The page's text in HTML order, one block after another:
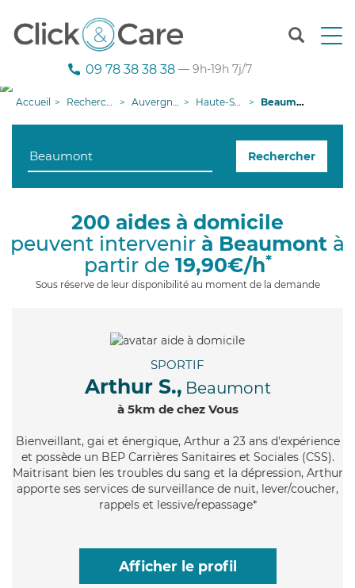
T
n
g
i
09 78 38 38 38 — 9h-19h 7j/7
Accueil Recherche aide à domicile Auvergne-Rhône-Alpes Haute-Savoie Beaumont
Rechercher
200 aides à domicile
peuvent intervenir à Beaumont à
partir de 19,90€/h*
Sous réserve de leur disponibilité au moment de la demande
SPORTIF
Arthur S., Beaumont
à 5km de chez Vous
Bienveillant, gai et énergique, Arthur a 23 ans d'expérience
et possède un BEP Carrières Sanitaires et Sociales (CSS).
Maitrisant bien les troubles du sang et la dépression, Arthur
apporte ses services de surveillance de nuit, lever/coucher,
rappels et lessive/repassage*
Afficher le profil